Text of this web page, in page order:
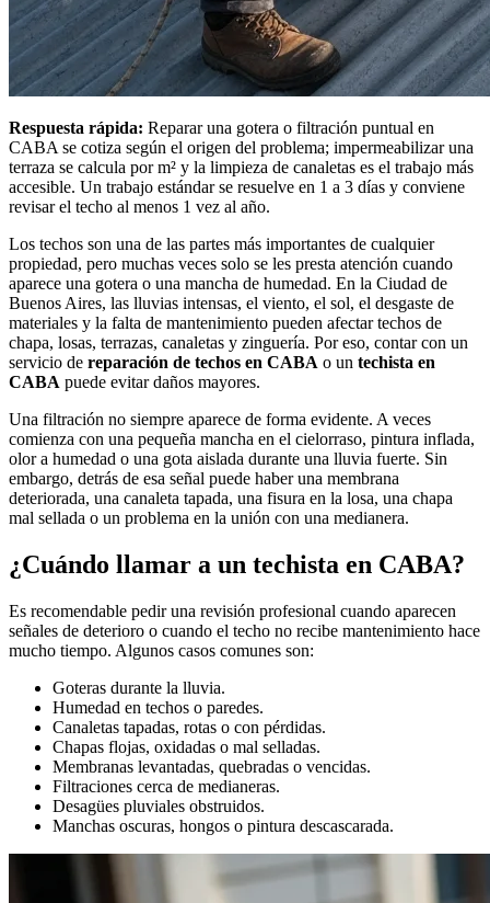
Respuesta rápida: Reparar una gotera o filtración puntual en
CABA se cotiza según el origen del problema; impermeabilizar una
terraza se calcula por m² y la limpieza de canaletas es el trabajo más
accesible. Un trabajo estándar se resuelve en 1 a 3 días y conviene
revisar el techo al menos 1 vez al año.
Los techos son una de las partes más importantes de cualquier
propiedad, pero muchas veces solo se les presta atención cuando
aparece una gotera o una mancha de humedad. En la Ciudad de
Buenos Aires, las lluvias intensas, el viento, el sol, el desgaste de
materiales y la falta de mantenimiento pueden afectar techos de
chapa, losas, terrazas, canaletas y zinguería. Por eso, contar con un
servicio de reparación de techos en CABA o un techista en
CABA puede evitar daños mayores.
Una filtración no siempre aparece de forma evidente. A veces
comienza con una pequeña mancha en el cielorraso, pintura inflada,
olor a humedad o una gota aislada durante una lluvia fuerte. Sin
embargo, detrás de esa señal puede haber una membrana
deteriorada, una canaleta tapada, una fisura en la losa, una chapa
mal sellada o un problema en la unión con una medianera.
¿Cuándo llamar a un techista en CABA?
Es recomendable pedir una revisión profesional cuando aparecen
señales de deterioro o cuando el techo no recibe mantenimiento hace
mucho tiempo. Algunos casos comunes son:
Goteras durante la lluvia.
Humedad en techos o paredes.
Canaletas tapadas, rotas o con pérdidas.
Chapas flojas, oxidadas o mal selladas.
Membranas levantadas, quebradas o vencidas.
Filtraciones cerca de medianeras.
Desagües pluviales obstruidos.
Manchas oscuras, hongos o pintura descascarada.